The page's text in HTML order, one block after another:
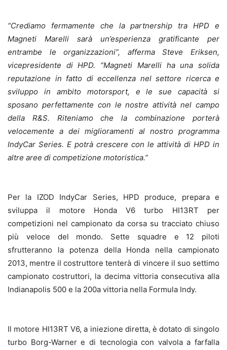
“Crediamo fermamente che la partnership tra HPD e
Magneti Marelli sarà un’esperienza gratificante per
entrambe le organizzazioni”, afferma Steve Eriksen,
vicepresidente di HPD. “Magneti Marelli ha una solida
reputazione in fatto di eccellenza nel settore ricerca e
sviluppo in ambito motorsport, e le sue capacità si
sposano perfettamente con le nostre attività nel campo
della R&S. Riteniamo che la combinazione porterà
velocemente a dei miglioramenti al nostro programma
IndyCar Series. E potrà crescere con le attività di HPD in
altre aree di competizione motoristica.”
Per la IZOD IndyCar Series, HPD produce, prepara e
sviluppa il motore Honda V6 turbo HI13RT per
competizioni nel campionato da corsa su tracciato chiuso
più veloce del mondo. Sette squadre e 12 piloti
sfrutteranno la potenza della Honda nella campionato
2013, mentre il costruttore tenterà di vincere il suo settimo
campionato costruttori, la decima vittoria consecutiva alla
Indianapolis 500 e la 200a vittoria nella Formula Indy.
Il motore HI13RT V6, a iniezione diretta, è dotato di singolo
turbo Borg-Warner e di tecnologia con valvola a farfalla